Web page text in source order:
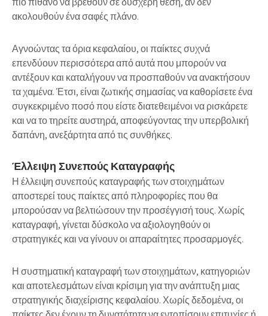
ακολουθούν ένα σαφές πλάνο.
Αγνοώντας τα όρια κεφαλαίου, οι παίκτες συχνά
επενδύουν περισσότερα από αυτά που μπορούν να
αντέξουν και καταλήγουν να προσπαθούν να ανακτήσουν
τα χαμένα. Έτσι, είναι ζωτικής σημασίας να καθορίσετε ένα
συγκεκριμένο ποσό που είστε διατεθειμένοι να ρισκάρετε
και να το τηρείτε αυστηρά, αποφεύγοντας την υπερβολική
δαπάνη, ανεξάρτητα από τις συνθήκες.
Έλλειψη Συνεπούς Καταγραφής
Ηέλλειψη συνεπούς καταγραφήςτων στοιχημάτων
αποστερεί τους παίκτες από πληροφορίες που θα
μπορούσαν να βελτιώσουν την προσέγγισή τους. Χωρίς
καταγραφή, γίνεται δύσκολο να αξιολογηθούν οι
στρατηγικές και να γίνουν οι απαραίτητες προσαρμογές.
Η συστηματική καταγραφή των στοιχημάτων, κατηγοριών
και αποτελεσμάτων είναι κρίσιμη για την ανάπτυξη μιας
στρατηγικής διαχείρισης κεφαλαίου. Χωρίς δεδομένα, οι